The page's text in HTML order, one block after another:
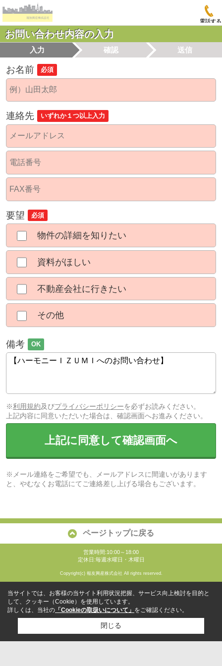
電話する
お問い合わせ内容の入力
入力 確認 送信
お名前 必須
連絡先 いずれか１つ以上入力
要望 必須
物件の詳細を知りたい
資料がほしい
不動産会社に行きたい
その他
備考 OK
※利用規約及びプライバシーポリシーを必ずお読みください。
上記内容に同意いただいた場合は、確認画面へお進みください。
上記に同意して確認画面へ
※メール連絡をご希望でも、メールアドレスに間違いがあります
と、やむなくお電話にてご連絡差し上げる場合もございます。
ページトップに戻る
営業時間:10:00～18:00
定休日:毎週水曜日・木曜日
Copyright(c) 報友興産株式会社 All rights reserved.
当サイトでは、お客様の当サイト利用状況把握、サービス向上検討を目的と
して、クッキー（Cookie）を使用しています。
詳しくは、当社の 「Cookieの取扱いについて」 をご確認ください。
閉じる